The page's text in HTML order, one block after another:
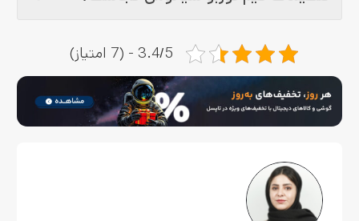
3.4/5 - (7 امتیاز)